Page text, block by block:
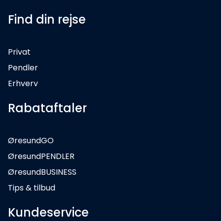
Find din rejse
Privat
Pendler
Erhverv
Rabataftaler
ØresundGO
ØresundPENDLER
ØresundBUSINESS
Tips & tilbud
Kundeservice